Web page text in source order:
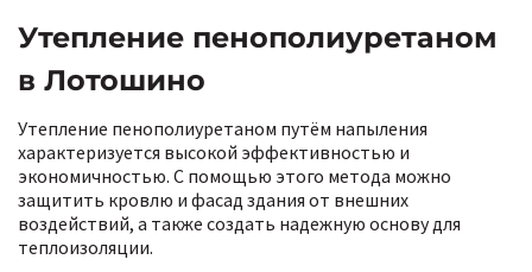
Утепление пенополиуретаном
в Лотошино
Утепление пенополиуретаном путём напыления
характеризуется высокой эффективностью и
экономичностью. С помощью этого метода можно
защитить кровлю и фасад здания от внешних
воздействий, а также создать надежную основу для
теплоизоляции.